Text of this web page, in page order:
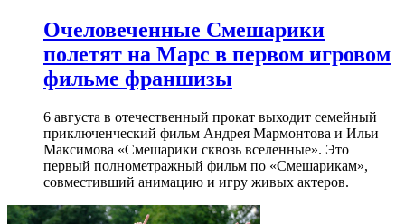
Очеловеченные Смешарики
полетят на Марс в первом игровом
фильме франшизы
6 августа в отечественный прокат выходит семейный
приключенческий фильм Андрея Мармонтова и Ильи
Максимова «Смешарики сквозь вселенные». Это
первый полнометражный фильм по «Смешарикам»,
совместивший анимацию и игру живых актеров.